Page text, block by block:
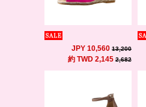
JPY 10,560 13,200
約 TWD 2,145 2,682